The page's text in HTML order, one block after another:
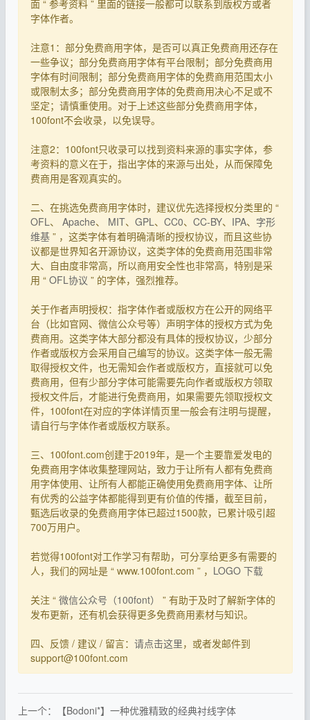
面 “ 参考资料 ” 里面的链接一般都可以联系到版权方或者
字体作者。
注意1：部分免费商用字体，是否可以真正免费商用还存在
一些争议；部分免费商用字体有平台限制；部分免费商用
字体有时间限制；部分免费商用字体的免费商用范围太小
或限制太多；部分免费商用字体的免费商用决心不足或不
坚定；请慎重使用。对于上述这些部分免费商用字体，
100font不会收录，以免误导。
注意2：100font只收录可以找到资料来源的事实字体，参
考资料的意义在于，指出字体的来源与出处，从而保障免
费商用是客观真实的。
二、在挑选免费商用字体时，建议优先选择授权分类里的 “
OFL、 Apache、 MIT、 GPL、 CC0、 CC-BY、 IPA、 字形
维基 ” ，这类字体有着明确清晰的授权协议，而且这些协
议都是世界知名开源协议，这类字体的免费商用范围非常
大、自由度非常高，所以商用安全性也非常高，特别是采
用 “ OFL协议 ” 的字体，强烈推荐。
关于作者声明授权：指字体作者或版权方在公开的网络平
台（比如官网、微信公众号等）声明字体的授权方式为免
费商用。这类字体大部分都没有具体的授权协议，少部分
作者或版权方会采用自己编写的协议。这类字体一般无需
取得授权文件，也无需知会作者或版权方，直接就可以免
费商用，但有少部分字体可能需要先向作者或版权方领取
授权文件后，才能进行免费商用，如果需要先领取授权文
件，100font在对应的字体详情页里一般会有注明与提醒，
请自行与字体作者或版权方联系。
三、100font.com创建于2019年，是一个主要靠爱发电的
免费商用字体收集整理网站，致力于让所有人都有免费商
用字体使用、让所有人都能正确使用免费商用字体、让所
有优秀的公益字体都能得到更有价值的传播，截至目前，
甄选后收录的免费商用字体已超过1500款，已累计吸引超
700万用户。
若觉得100font对工作学习有帮助，可分享给更多有需要的
人，我们的网址是 “ www.100font.com ” ， LOGO 下载
关注 “ 微信公众号（100font）
” 有助于及时了解新字体的
发布更新，还有机会获得更多免费商用素材与知识。
四、反馈 / 建议 / 留言： 请点击这里，或者发邮件到
support@100font.com
上一个：【Bodoni*】一种优雅精致的经典衬线字体